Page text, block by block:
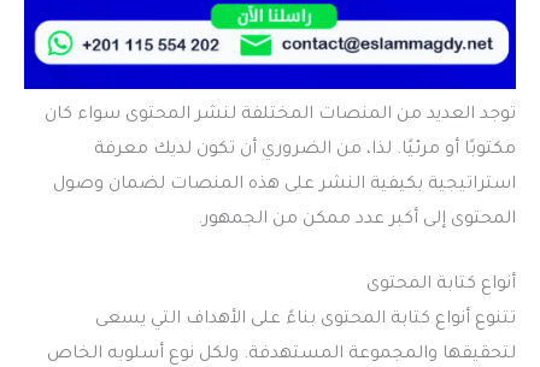
توجد العديد من المنصات المختلفة لنشر المحتوى سواء كان
مكتوبًا أو مرئيًا. لذا، من الضروري أن تكون لديك معرفة
استراتيجية بكيفية النشر على هذه المنصات لضمان وصول
المحتوى إلى أكبر عدد ممكن من الجمهور.
أنواع كتابة المحتوى
تتنوع أنواع كتابة المحتوى بناءً على الأهداف التي يسعى
لتحقيقها والمجموعة المستهدفة. ولكل نوع أسلوبه الخاص